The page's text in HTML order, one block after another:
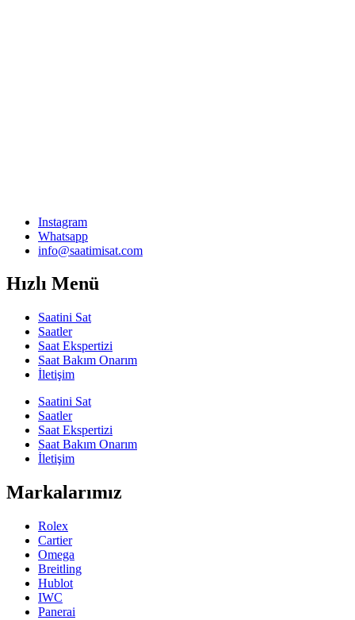
Instagram
Whatsapp
info@saatimisat.com
Hızlı Menü
Saatini Sat
Saatler
Saat Ekspertizi
Saat Bakım Onarım
İletişim
Saatini Sat
Saatler
Saat Ekspertizi
Saat Bakım Onarım
İletişim
Markalarımız
Rolex
Cartier
Omega
Breitling
Hublot
IWC
Panerai